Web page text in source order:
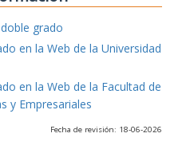
grado
en la Web de la Universidad
en la Web de la Facultad de
y Empresariales
Fecha de revisión: 18-06-2026